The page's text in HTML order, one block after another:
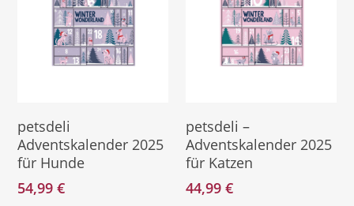
petsdeli
Adventskalender 2025
für Hunde
54,99€
petsdeli –
Adventskalender 2025
für Katzen
44,99€